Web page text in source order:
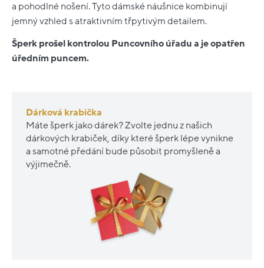
a pohodlné nošení. Tyto dámské náušnice kombinují
jemný vzhled s atraktivním třpytivým detailem.
Šperk prošel kontrolou Puncovního úřadu a je opatřen
úředním puncem.
Dárková krabička
Máte šperk jako dárek? Zvolte jednu z našich
dárkových krabiček, díky které šperk lépe vynikne
a samotné předání bude působit promyšleně a
výjimečně.